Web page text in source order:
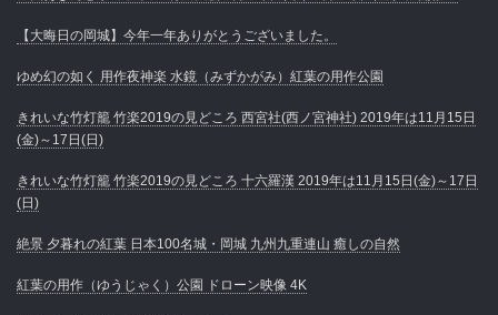
【大晦日の岡城】今年一年ありがとうございました。
ゆめ幻の如く 用作夜神楽 水鏡（みずかがみ）紅葉の用作公園
きれいな竹灯籠 竹楽2019の見どころ 西宮社(西ノ宮神社) 2019年は11月15日
(金)～17日(日)
きれいな竹灯籠 竹楽2019の見どころ 十六羅漢 2019年は11月15日(金)～17日
(日)
絶景 夕暮れの紅葉 日本100名城・岡城 九州九重連山 癒しの自然
紅葉の用作（ゆうじゃく）公園 ドローン映像 4K